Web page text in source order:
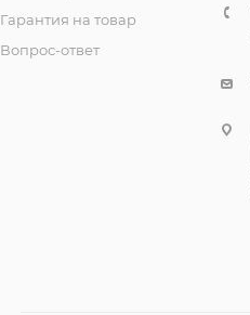
Гарантия на товар
Вопрос-ответ